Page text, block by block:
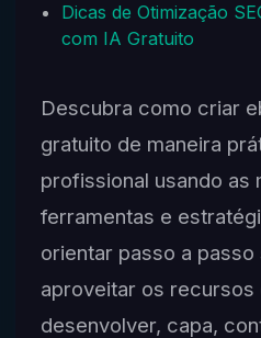
Dicas de Otimização
com IA Gratuito
Descubra como criar
gratuito de maneira
profissional usando as
ferramentas e
orientar passo a
aproveitar os recursos
desenvolver, capa,